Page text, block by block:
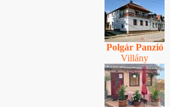
Polgár Panzió
Villány